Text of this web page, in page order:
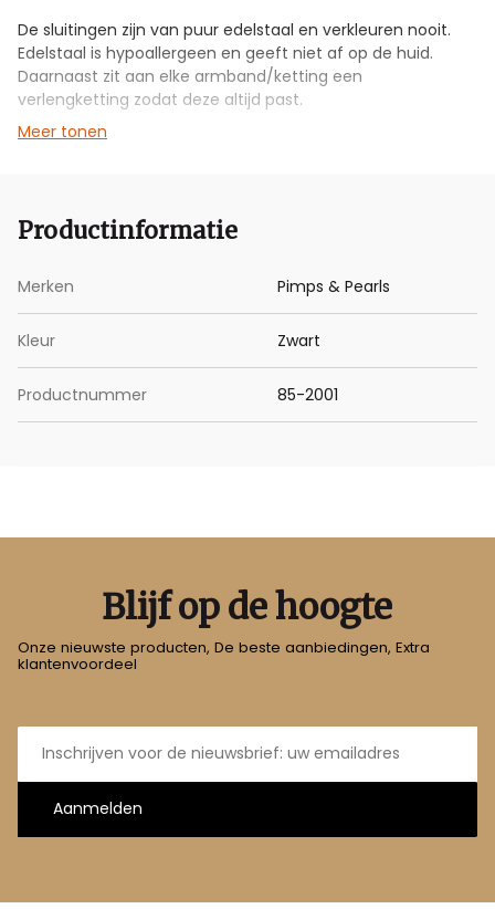
De sluitingen zijn van puur edelstaal en verkleuren nooit.
Edelstaal is hypoallergeen en geeft niet af op de huid.
Daarnaast zit aan elke armband/ketting een
verlengketting zodat deze altijd past.
Deze armband bestaat uit twee delen, beide met een
Meer tonen
Productinformatie
Merken Pimps & Pearls
Kleur Zwart
Productnummer 85-2001
Blijf op de hoogte
Onze nieuwste producten, De beste aanbiedingen, Extra
klantenvoordeel
E-
mailadres
Aanmelden